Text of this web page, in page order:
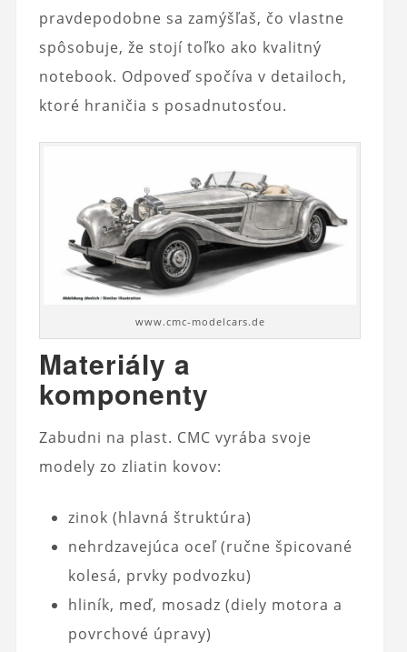
pravdepodobne sa zamýšľaš, čo vlastne
spôsobuje, že stojí toľko ako kvalitný
notebook. Odpoveď spočíva v detailoch,
ktoré hraničia s posadnutosťou.
www.cmc-modelcars.de
Materiály a
komponenty
Zabudni na plast. CMC vyrába svoje
modely zo zliatin kovov:
zinok (hlavná štruktúra)
nehrdzavejúca oceľ (ručne špicované
kolesá, prvky podvozku)
hliník, meď, mosadz (diely motora a
povrchové úpravy)